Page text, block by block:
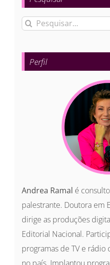
Buscar
para:
Perfil
Andrea Ramal é
palestrante. Doutora em
dirige as produções
Editorial Nacional.
programas de TV e
no país. Implantou